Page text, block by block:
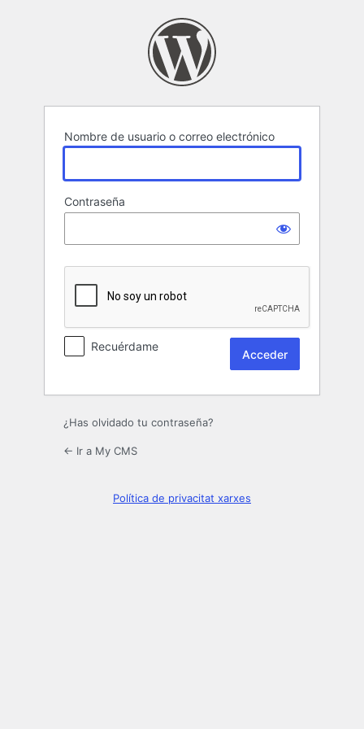
Nombre de usuario o correo electrónico
Contraseña
Recuérdame
¿Has olvidado tu contraseña?
← Ir a My CMS
Política de privacitat xarxes